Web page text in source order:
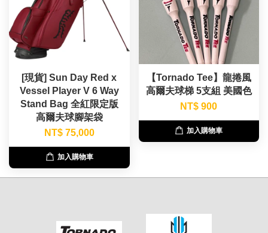
[現貨] Sun Day Red x
Vessel Player V 6 Way
Stand Bag 全紅限定版
高爾夫球腳架袋
NT$ 75,000
加入購物車
【Tornado Tee】龍捲風
高爾夫球梯 5支組 美國色
NT$ 900
加入購物車